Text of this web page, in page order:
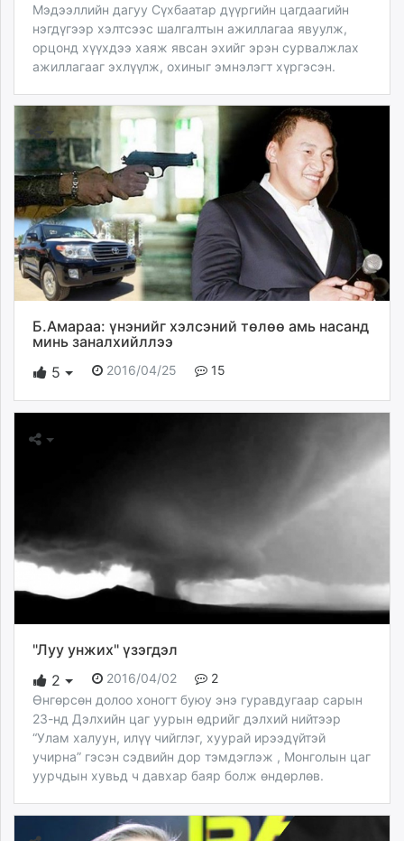
Мэдээллийн дагуу Сүхбаатар дүүргийн цагдаагийн
нэгдүгээр хэлтсээс шалгалтын ажиллагаа явуулж,
орцонд хүүхдээ хаяж явсан эхийг эрэн сурвалжлах
ажиллагааг эхлүүлж, охиныг эмнэлэгт хүргэсэн.
Б.Aмараа: үнэнийг хэлсэний төлөө амь насанд
минь заналхийллээ
5
2016/04/25 15
"Луу унжих" үзэгдэл
2
2016/04/02
2
Өнгөрсөн долоо хоногт буюу энэ гуравдугаар сарын
23-нд Дэлхийн цаг уурын өдрийг дэлхий нийтээр
“Улам халуун, илүү чийглэг, хуурай ирээдүйтэй
учирна” гэсэн сэдвийн дор тэмдэглэж , Монголын цаг
уурчдын хувьд ч давхар баяр болж өндөрлөв.